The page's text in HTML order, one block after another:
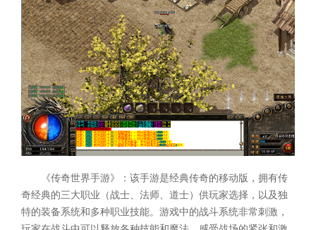
《传奇世界手游》：该手游是经典传奇的移动版，拥有传
奇经典的三大职业（战士、法师、道士）供玩家选择，以及独
特的装备系统和多种职业技能。游戏中的战斗系统非常刺激，